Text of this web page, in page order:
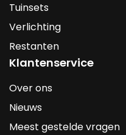
Tuinsets
Verlichting
Restanten
Klantenservice
Over ons
Nieuws
Meest gestelde vragen